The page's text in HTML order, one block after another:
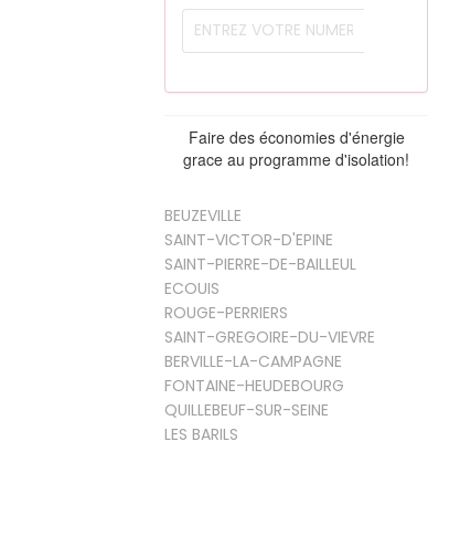
Faire des économies d'énergie
grace au programme d'isolation!
BEUZEVILLE
SAINT-VICTOR-D'EPINE
SAINT-PIERRE-DE-BAILLEUL
ECOUIS
ROUGE-PERRIERS
SAINT-GREGOIRE-DU-VIEVRE
BERVILLE-LA-CAMPAGNE
FONTAINE-HEUDEBOURG
QUILLEBEUF-SUR-SEINE
LES BARILS